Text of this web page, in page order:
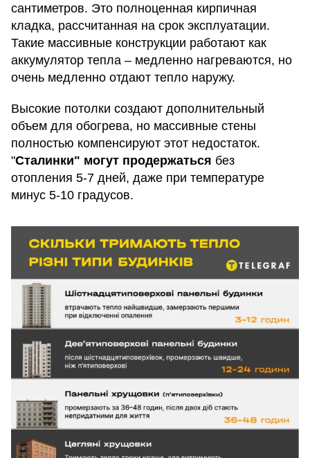
сантиметров. Это полноценная кирпичная
кладка, рассчитанная на срок эксплуатации.
Такие массивные конструкции работают как
аккумулятор тепла – медленно нагреваются, но
очень медленно отдают тепло наружу.
Высокие потолки создают дополнительный
объем для обогрева, но массивные стены
полностью компенсируют этот недостаток.
"Сталинки" могут продержаться без
отопления 5-7 дней, даже при температуре
минус 5-10 градусов.